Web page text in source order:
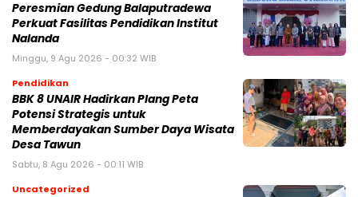
Peresmian Gedung Balaputradewa
Perkuat Fasilitas Pendidikan Institut
Nalanda
Minggu, 9 Agu 2026 - 00:32 WIB
Pendidikan
BBK 8 UNAIR Hadirkan Plang Peta
Potensi Strategis untuk
Memberdayakan Sumber Daya Wisata
Desa Tawun
Sabtu, 8 Agu 2026 - 00:11 WIB
Uncategorized